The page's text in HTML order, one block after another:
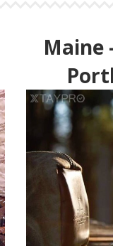
Maine